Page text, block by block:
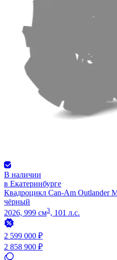
В наличии
в Екатеринбурге
Квадроцикл Can-Am Outlander
чёрный
2026, 999 см3, 101 л.с.
2 599 000 ₽
2 858 900 ₽